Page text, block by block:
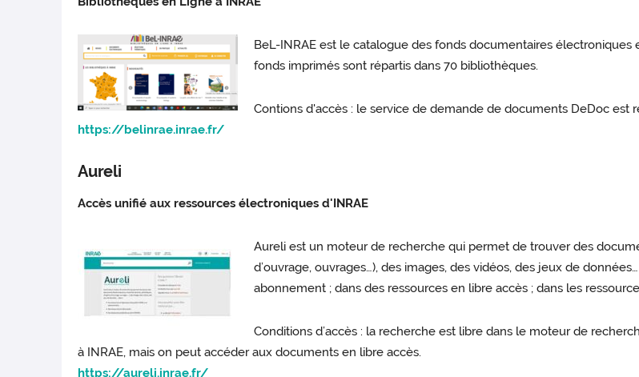
BeL-INRAE est le catalogue des fonds documentaires électroniques
fonds imprimés sont répartis dans 70 bibliothèques.
Contions d'accès : le service de demande de documents DeDoc est
https://belinrae.inrae.fr/
Aureli
Accès unifié aux ressources électroniques d'INRAE
Aureli est un moteur de recherche qui permet de trouver des
d’ouvrage, ouvrages…), des images, des vidéos, des jeux de
abonnement ; dans des ressources en libre accès ; dans les
Conditions d’accès : la recherche est libre dans le moteur de
à INRAE, mais on peut accéder aux documents en libre accès.
https://aureli.inrae.fr/